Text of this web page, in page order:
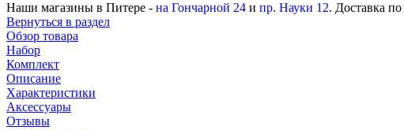
Наши магазины в Питере - на Гончарной 24 и пр. Науки 12. Доставка
Вернуться в раздел
Обзор товара
Набор
Комплект
Описание
Характеристики
Аксессуары
Отзывы